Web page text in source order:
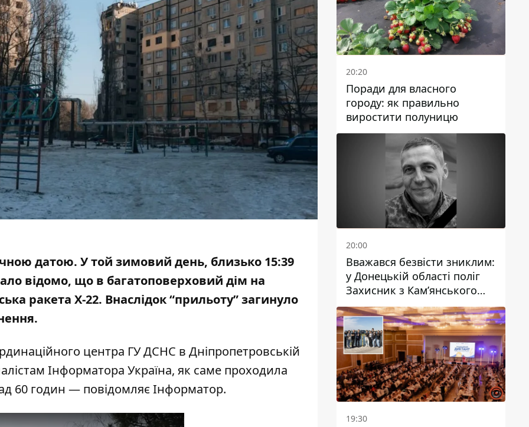
датою. У той зимовий день, близько 15:39
відомо, що в багатоповерховий дім на
ракета Х-22. Внаслідок “прильоту” загинуло
центра ГУ ДСНС в Дніпропетровській
Інформатора Україна, як саме проходила
60 годин — повідомляє Інформатор.
20:20
Поради для власного
городу: як правильно
виростити полуницю
20:00
Вважався безвісти зниклим:
у Донецькій області поліг
Захисник з Кам’янського
Антон Красовський
19:30